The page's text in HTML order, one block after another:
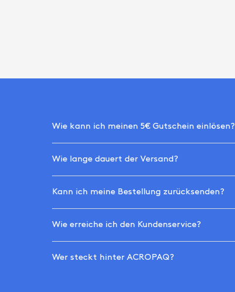
Wie kann ich meinen 5€ Gutschein einlösen?
Wie lange dauert der Versand?
Kann ich meine Bestellung zurücksenden?
Wie erreiche ich den Kundenservice?
Wer steckt hinter ACROPAQ?